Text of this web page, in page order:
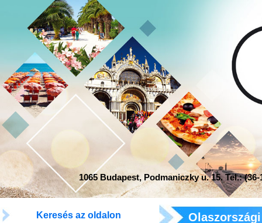
1065 Budapest, Podmaniczky u. 15. Tel.:
Keresés az oldalon